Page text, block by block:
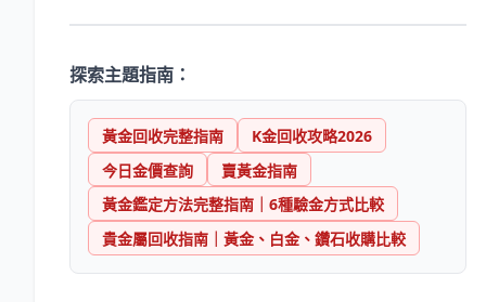
探索主題指南：
黃金回收完整指南
K金回收攻略2026
今日金價查詢
賣黃金指南
黃金鑑定方法完整指南｜6種驗金方式比較
貴金屬回收指南｜黃金、白金、鑽石收購比較